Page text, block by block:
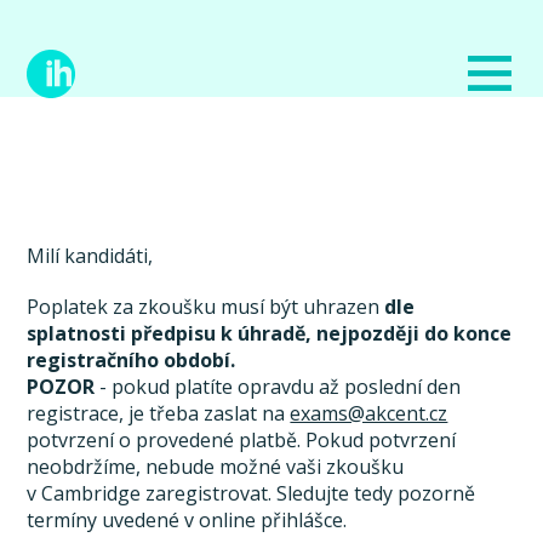
Milí kandidáti,
Poplatek za zkoušku musí být uhrazen dle
splatnosti předpisu k úhradě, nejpozději do konce
registračního období.
POZOR - pokud platíte opravdu až poslední den
registrace, je třeba zaslat naexams@akcent.cz
potvrzení o provedené platbě. Pokud potvrzení
neobdržíme, nebude možné vaši zkoušku
v Cambridge zaregistrovat. Sledujte tedy pozorně
termíny uvedené v online přihlášce.